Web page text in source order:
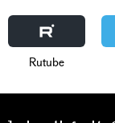
Rutube